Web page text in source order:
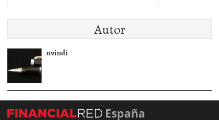
Autor
nvindi
España